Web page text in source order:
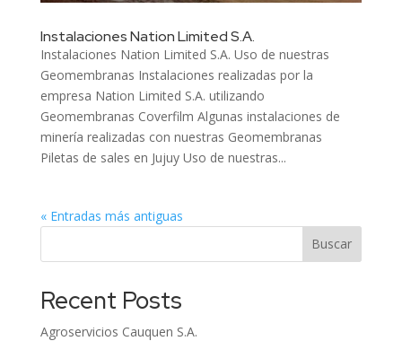
Instalaciones Nation Limited S.A.
Instalaciones Nation Limited S.A. Uso de nuestras
Geomembranas Instalaciones realizadas por la
empresa Nation Limited S.A. utilizando
Geomembranas Coverfilm Algunas instalaciones de
minería realizadas con nuestras Geomembranas
Piletas de sales en Jujuy Uso de nuestras...
« Entradas más antiguas
Buscar
Recent Posts
Agroservicios Cauquen S.A.